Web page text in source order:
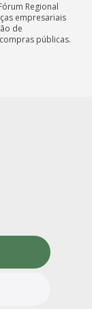
Regional
empresariais
de
públicas.